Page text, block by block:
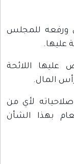
ورفعه للمجلس
عليها.
اللائحة
المال.
لأي من
بهذا الشأن